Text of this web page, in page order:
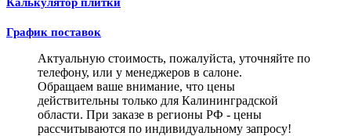
График поставок
Актуальную стоимость, пожалуйста, уточняйте по
телефону, или у менеджеров в салоне.
Обращаем ваше внимание, что цены
действительны только для Калининградской
области. При заказе в регионы РФ - цены
рассчитываются по индивидуальному запросу!